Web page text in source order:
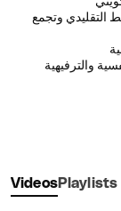
التقليدي وتجمع
والترفيهية
VideosPlaylists